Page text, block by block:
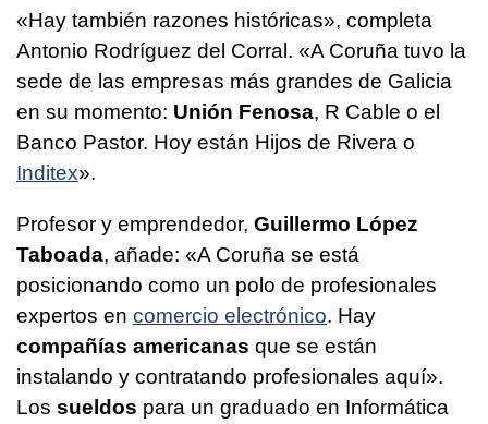
«Hay también razones históricas», completa
Antonio Rodríguez del Corral. «A Coruña tuvo la
sede de las empresas más grandes de Galicia
en su momento: Unión Fenosa, R Cable o el
Banco Pastor. Hoy están Hijos de Rivera o
Inditex».
Profesor y emprendedor, Guillermo López
Taboada, añade: «A Coruña se está
posicionando como un polo de profesionales
expertos en comercio electrónico. Hay
compañías americanas que se están
instalando y contratando profesionales aquí».
Los sueldos para un graduado en Informática